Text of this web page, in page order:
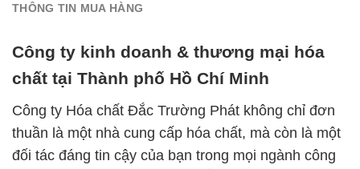
THÔNG TIN MUA HÀNG
Công ty kinh doanh & thương mại hóa
chất tại Thành phố Hồ Chí Minh
Công ty Hóa chất Đắc Trường Phát không chỉ đơn
thuần là một nhà cung cấp hóa chất, mà còn là một
đối tác đáng tin cậy của bạn trong mọi ngành công